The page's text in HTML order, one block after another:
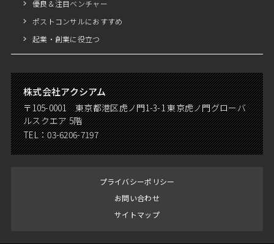
優良＆注目ベンチャー
ポストコンサルにおすすめ
起業・創業に役立つ
株式会社アクシアム
〒105-0001 東京都港区虎ノ門1-3-1 東京虎ノ門グローバ
ルスクエア 5階
TEL：03-6206-7197
プライバシーポリシー
お問い合わせ
サイトマップ